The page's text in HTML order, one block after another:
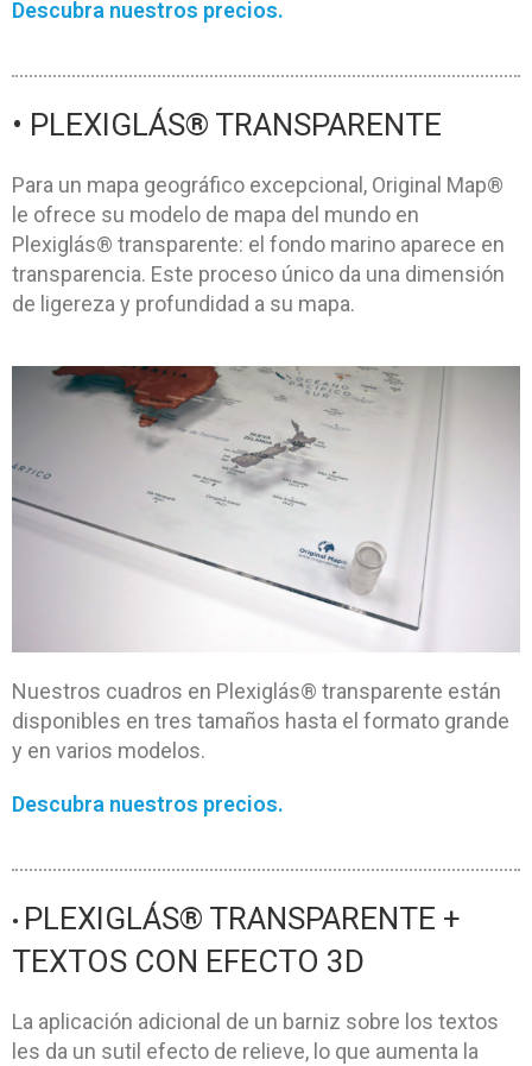
Descubra nuestros precios.
• PLEXIGLÁS® TRANSPARENTE
Para un mapa geográfico excepcional, Original Map®
le ofrece su modelo de mapa del mundo en
Plexiglás® transparente: el fondo marino aparece en
transparencia. Este proceso único da una dimensión
de ligereza y profundidad a su mapa.
Nuestros cuadros en Plexiglás® transparente están
disponibles en tres tamaños hasta el formato grande
y en varios modelos.
Descubra nuestros precios.
• PLEXIGLÁS® TRANSPARENTE +
TEXTOS CON EFECTO 3D
La aplicación adicional de un barniz sobre los textos
les da un sutil efecto de relieve, lo que aumenta la